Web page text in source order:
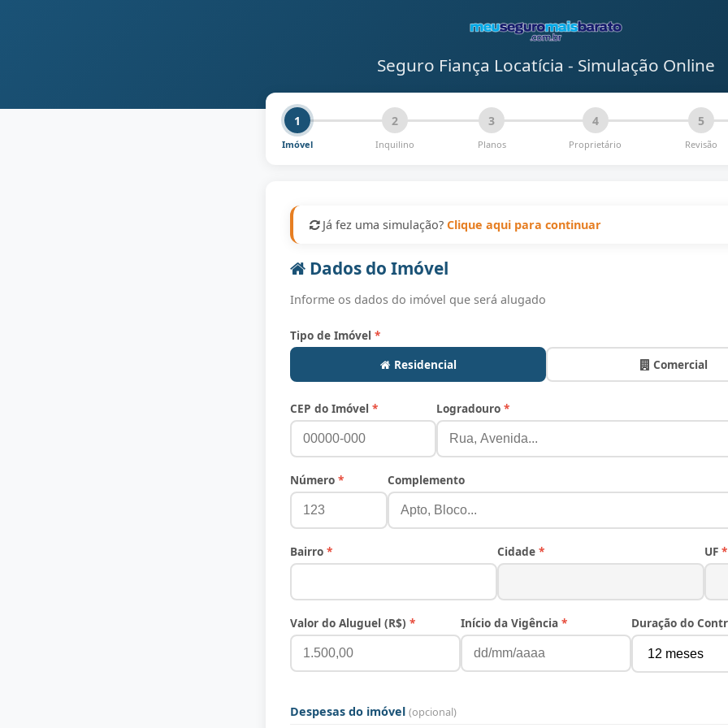
Seguro Fiança Locatícia - Simulação Online
1
Imóvel
2
Inquilino
3
Planos
4
Proprietário
5
Revisão
Já fez uma simulação? Clique aqui para continuar
Dados do Imóvel
Informe os dados do imóvel que será alugado
Tipo de Imóvel *
Residencial
Comercial
CEP do Imóvel * Logradouro *
Número * Complemento
Bairro * Cidade * UF *
Valor do Aluguel (R$) * Início da Vigência * Duração do
Despesas do imóvel (opcional)